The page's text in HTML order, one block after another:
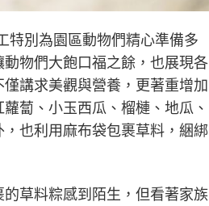
特別為園區動物們精心準備多
物們大飽口福之餘，也展現各
講求美觀與營養，更著重增加
蔔、小玉西瓜、榴槤、地瓜、
也利用麻布袋包裹草料，綑綁
草料粽感到陌生，但看著家族